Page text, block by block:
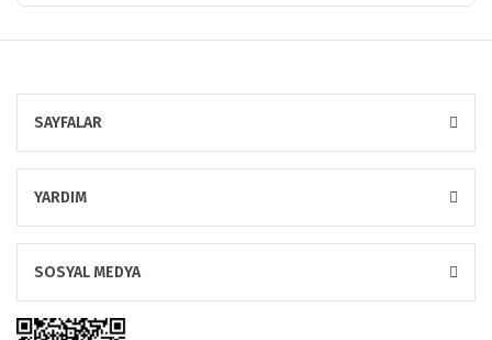
SAYFALAR
YARDIM
SOSYAL MEDYA